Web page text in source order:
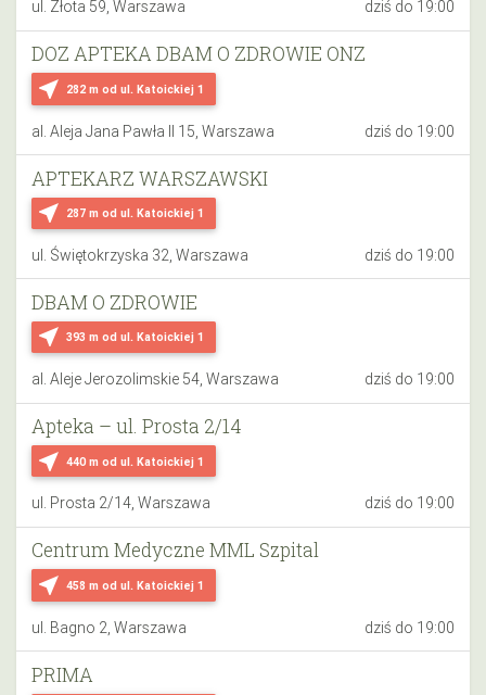
ul. Złota 59, Warszawa dziś do 19:00
near_me 282 m od ul. Katoickiej 1
DOZ APTEKA DBAM O ZDROWIE ONZ
al. Aleja Jana Pawła II 15, Warszawa dziś do 19:00
near_me 287 m od ul. Katoickiej 1
APTEKARZ WARSZAWSKI
ul. Świętokrzyska 32, Warszawa dziś do 19:00
near_me 393 m od ul. Katoickiej 1
DBAM O ZDROWIE
al. Aleje Jerozolimskie 54, Warszawa dziś do 19:00
near_me 440 m od ul. Katoickiej 1
Apteka – ul. Prosta 2/14
ul. Prosta 2/14, Warszawa dziś do 19:00
near_me 458 m od ul. Katoickiej 1
Centrum Medyczne MML Szpital
ul. Bagno 2, Warszawa dziś do 19:00
PRIMA